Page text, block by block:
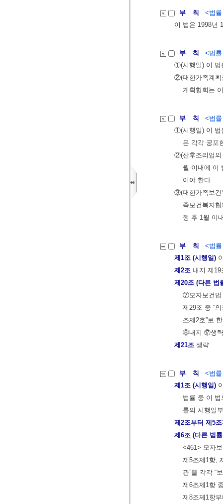
부 칙
<법
이 법은 1998년
부 칙
<법
①(시행일) 이 법
②(대한가족계획
계획협회는
부 칙
<법
①(시행일) 이 법
은 각각 공포
②(산후조리업의
월 이내에 이
여야 한다.
③(대한가족보건
족보건복지
행 후 1월 이
부 칙
<법
제1조 (시행일)
제2조 내지 제19
제20조 (다른 법
⑦모자보건법
제29조 중 “
조제2호”로
⑧내지 ⑰생략
제21조 생략
부 칙
<법
제1조 (시행일)
법률 중 이
률의 시행일
제2조부터 제5
제6조 (다른 법
<461> 모자
제5조제1항,
관”을 각각 “
제6조제1항
제8조제1항